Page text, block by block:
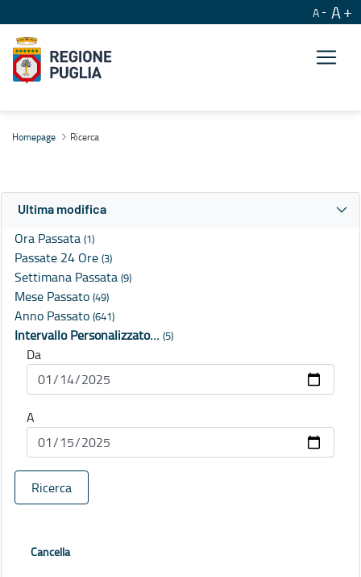
A A
Homepage Ricerca
Ultima modifica
Ora Passata (1)
Passate 24 Ore (3)
Settimana Passata (9)
Mese Passato (49)
Anno Passato (641)
Intervallo Personalizzato… (5)
Da
A
Ricerca
Cancella